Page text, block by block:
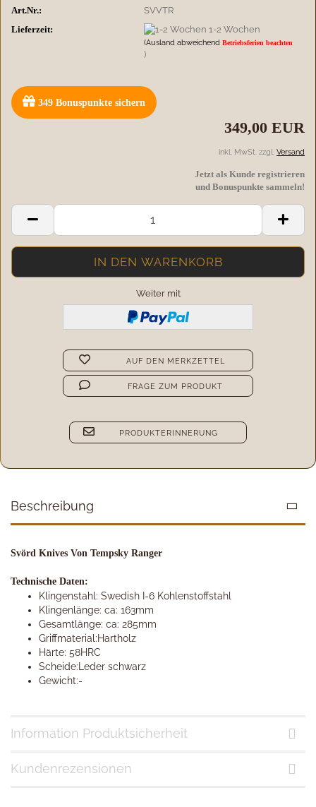
Art.Nr.:
SVVTR
Lieferzeit:
1-2 Wochen
(Ausland abweichendBetriebsferien beachten
)
349 Bonuspunkte sichern
349,00 EUR
inkl. MwSt. zzgl. Versand
Jetzt als Kunde registrieren
und Bonuspunkte sammeln!
Weiter mit
AUF DEN MERKZETTEL
FRAGE ZUM PRODUKT
PRODUKTERINNERUNG
Beschreibung
Svörd Knives Von Tempsky Ranger
Technische Daten:
Klingenstahl: Swedish I-6 Kohlenstoffstahl
Klingenlänge: ca: 163mm
Gesamtlänge: ca: 285mm
Griffmaterial:Hartholz
Härte: 58HRC
Scheide:Leder schwarz
Gewicht:-
Information Produktsicherheit
Kundenrezensionen